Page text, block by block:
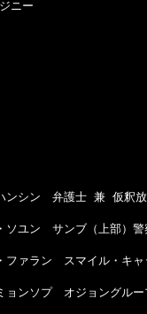
ニー
弁護士 兼 仮釈放
　サンブ（上部）警
ラン　スマイル・キャ
プ　オジョングループ